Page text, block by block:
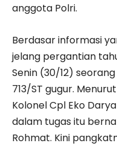
anggota Polri.
Berdasar informasi
jelang pergantian
Senin (30/12)
713/ST gugur.
Kolonel Cpl Eko
dalam tugas itu
Rohmat. Kini